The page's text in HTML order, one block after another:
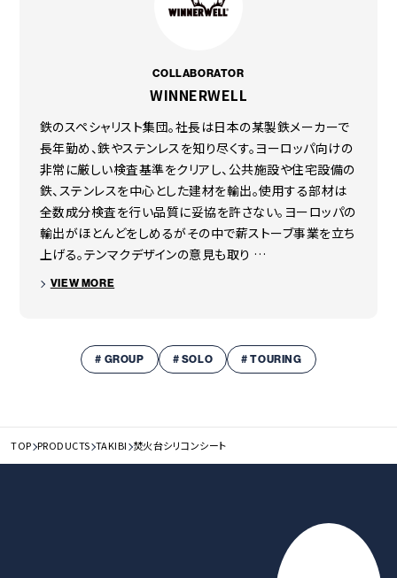
原産国
中国
COLLABORATOR
WINNERWELL
鉄のスペシャリスト集団。社長は日本の某製鉄メーカーで
長年勤め、鉄やステンレスを知り尽くす。ヨーロッパ向けの
非常に厳しい検査基準をクリアし、公共施設や住宅設備の
鉄、ステンレスを中心とした建材を輸出。使用する部材は
全数成分検査を行い品質に妥協を許さない。ヨーロッパの
輸出がほとんどをしめるがその中で薪ストーブ事業を立ち
上げる。テンマクデザインの意見も取り …
VIEW MORE
# GROUP # SOLO # TOURING
TOP PRODUCTS TAKIBI 焚火台シリコンシート